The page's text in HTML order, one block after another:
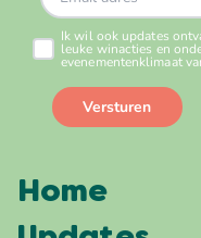
Home